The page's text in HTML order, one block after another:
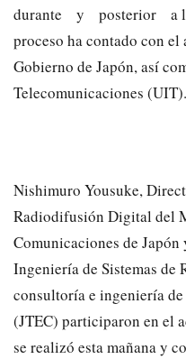
durante y posterior a
proceso ha contado con
Gobierno de Japón, así
Telecomunicaciones (UIT).
Nishimuro Yousuke,
Radiodifusión Digital del
Comunicaciones de
Ingeniería de Sistemas
consultoría e ingeniería
(JTEC) participaron en el
se realizó esta mañana y